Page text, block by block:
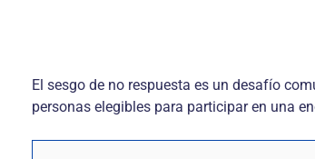
El sesgo de no respuesta es un desafío
personas elegibles para participar en una